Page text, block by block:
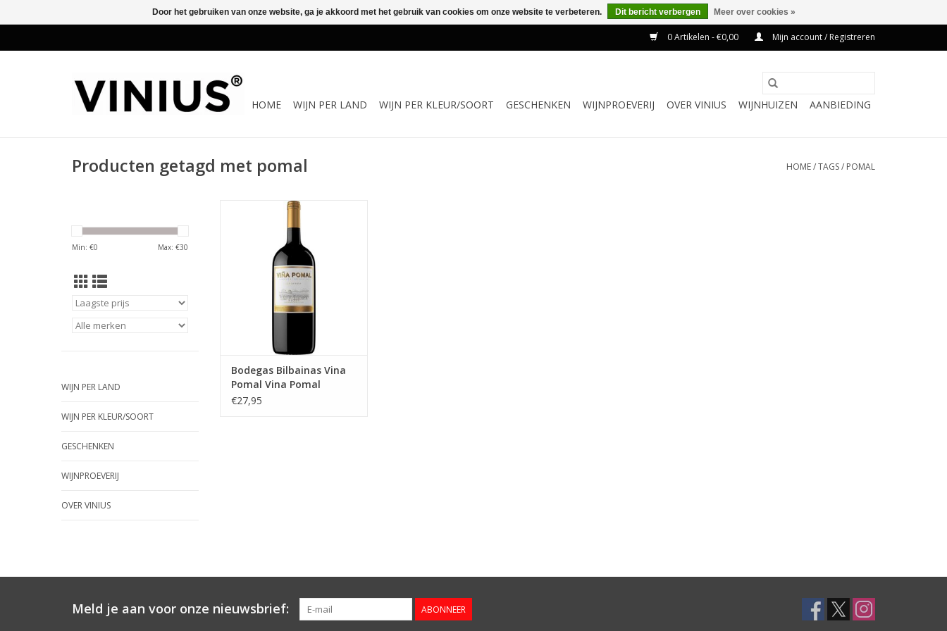
0 Artikelen - €0,00 Mijn account / Registreren
HOME WIJN PER LAND WIJN PER KLEUR/SOORT GESCHENKEN WIJNPROEVERIJ OVER VINIUS WIJNHUIZEN AANBIEDING
Producten getagd met pomal HOME/TAGS/ POMAL
Min: €0 Max: €30
WIJN PER LAND
WIJN PER KLEUR/SOORT
GESCHENKEN
WIJNPROEVERIJ
OVER VINIUS
Viña Pomal crianzaheeft 12
eiken.
Viña Pomal crianza is een
krachtige volle rode wijn. Rijp
fruit, pittige kruiden, "roasted
tones", mineralen, hout, rijpe
tannines en een aangename
Bodegas Bilbainas Vina
Pomal Vina Pomal
Crianza Magnum
€27,95
Meld je aan voor onze nieuwsbrief: ABONNEER
Door het gebruiken van onze website, ga je akkoord met het gebruik van cookies om onze website te verbeteren. Dit bericht verbergen Meer over cookies »